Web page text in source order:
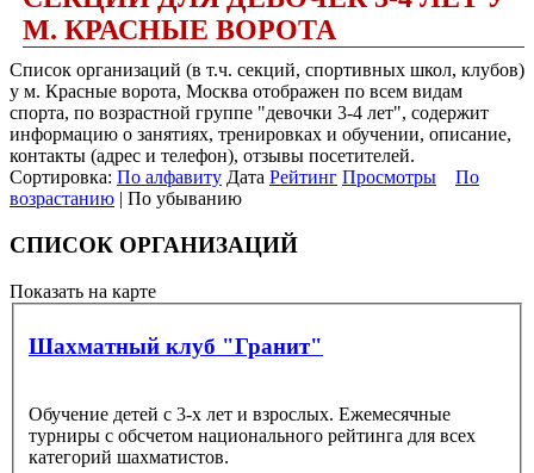
М. КРАСНЫЕ ВОРОТА
Список организаций (в т.ч. секций, спортивных школ, клубов)
у м. Красные ворота, Москва отображен по всем видам
спорта, по возрастной группе "девочки 3-4 лет", содержит
информацию о занятиях, тренировках и обучении, описание,
контакты (адрес и телефон), отзывы посетителей.
Сортировка: По алфавиту Дата Рейтинг Просмотры
По
возрастанию | По убыванию
СПИСОК ОРГАНИЗАЦИЙ
Показать на карте
Шахматный клуб "Гранит"
Обучение детей с 3-х лет и взрослых. Ежемесячные
турниры с обсчетом национального рейтинга для всех
категорий шахматистов.